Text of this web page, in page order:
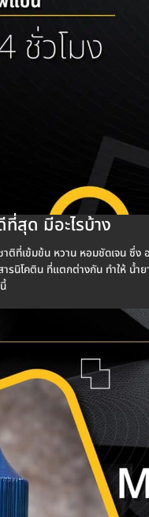
สุด มีอะไรบ้าง
าติที่เข้มข้น หวาน หอมชัดเจน
รนิโคติน ที่แตกต่างกัน ทำให้ น้